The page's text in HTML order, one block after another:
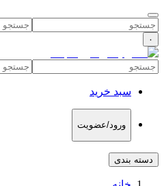
۰
سبد خرید
ورود/عضویت
دسته بندی